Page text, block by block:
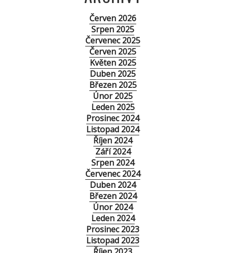
Červen 2026
Srpen 2025
Červenec 2025
Červen 2025
Květen 2025
Duben 2025
Březen 2025
Únor 2025
Leden 2025
Prosinec 2024
Listopad 2024
Říjen 2024
Září 2024
Srpen 2024
Červenec 2024
Duben 2024
Březen 2024
Únor 2024
Leden 2024
Prosinec 2023
Listopad 2023